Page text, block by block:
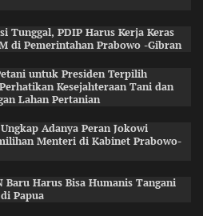
Tunggal, PDIP Harus Kerja Keras
di Pemerintahan Prabowo -Gibran
untuk Presiden Terpilih
Kesejahteraan Tani dan
Lahan Pertanian
Adanya Peran Jokowi
Menteri di Kabinet Prabowo-
Baru Harus Bisa Humanis Tangani
Papua